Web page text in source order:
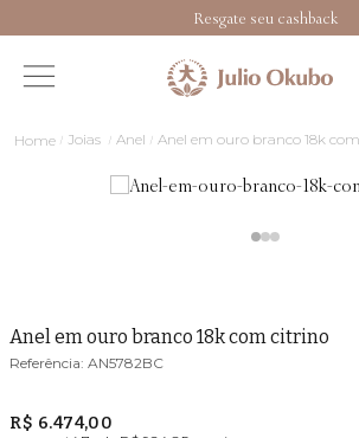
Resgate seu cashback
Joias Anel Anel em ouro branco 18k
Anel em ouro branco 18k com citrino
AN5782BC
R$ 6.474,00